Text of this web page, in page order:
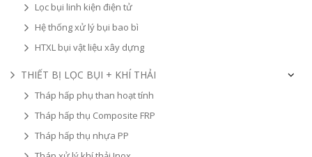
Lọc bụi linh kiện điện tử
Hệ thống xử lý bụi bao bì
HTXL bụi vật liệu xây dựng
THIẾT BỊ LỌC BỤI + KHÍ THẢI
Tháp hấp phụ than hoạt tính
Tháp hấp thụ Composite FRP
Tháp hấp thụ nhựa PP